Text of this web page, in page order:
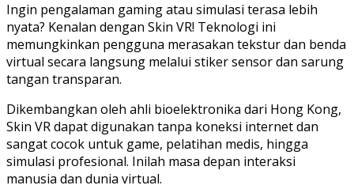
Ingin pengalaman gaming atau simulasi terasa lebih
nyata? Kenalan dengan Skin VR! Teknologi ini
memungkinkan pengguna merasakan tekstur dan benda
virtual secara langsung melalui stiker sensor dan sarung
tangan transparan.
Dikembangkan oleh ahli bioelektronika dari Hong Kong,
Skin VR dapat digunakan tanpa koneksi internet dan
sangat cocok untuk game, pelatihan medis, hingga
simulasi profesional. Inilah masa depan interaksi
manusia dan dunia virtual.